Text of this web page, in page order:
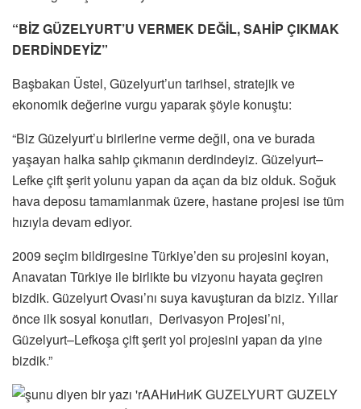
“BİZ GÜZELYURT’U VERMEK DEĞİL, SAHİP ÇIKMAK
DERDİNDEYİZ”
Başbakan Üstel, Güzelyurt’un tarihsel, stratejik ve
ekonomik değerine vurgu yaparak şöyle konuştu:
“Biz Güzelyurt’u birilerine verme değil, ona ve burada
yaşayan halka sahip çıkmanın derdindeyiz. Güzelyurt–
Lefke çift şerit yolunu yapan da açan da biz olduk. Soğuk
hava deposu tamamlanmak üzere, hastane projesi ise tüm
hızıyla devam ediyor.
2009 seçim bildirgesine Türkiye’den su projesini koyan,
Anavatan Türkiye ile birlikte bu vizyonu hayata geçiren
bizdik. Güzelyurt Ovası’nı suya kavuşturan da biziz. Yıllar
önce ilk sosyal konutları, Derivasyon Projesi’ni,
Güzelyurt–Lefkoşa çift şerit yol projesini yapan da yine
bizdik.”